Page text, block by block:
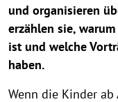
und organisieren
erzählen sie,
ist und welche
haben.
Wenn die Kinder